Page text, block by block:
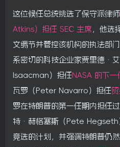
这位候任总统挑选了保守派律师
Atkins）担任 SEC 主席 ，他选
文缛节并管控该机构的执法部
系密切的科技企业家贾里德·
Isaacman）担任NASA 的下一
瓦罗（Peter Navarro）担任
罗在特朗普的第一任期内担任
特·赫格塞斯（Pete Hegseth
竞选的计划，并强调特朗普仍